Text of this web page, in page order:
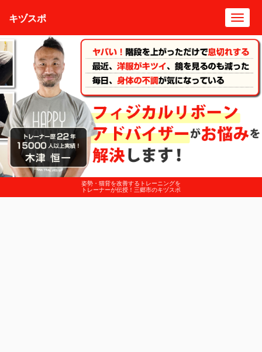
姿勢・猫背を改善するトレーニングを
トレーナーが伝授！三郷市のキヅスポ
キヅスポ